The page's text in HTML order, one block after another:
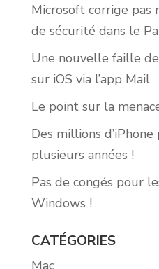
Microsoft corrige pas
de sécurité dans le
Une nouvelle faille
sur iOS via l’app Mail
Le point sur la
Des millions
plusieurs années !
Pas de congés pour
Windows !
CATÉGORIES
Mac